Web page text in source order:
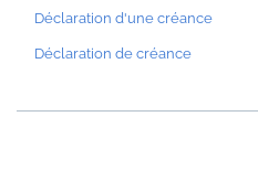
Déclaration d'une créance
Déclaration de créance